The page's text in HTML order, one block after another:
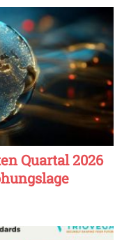
Quartal 2026